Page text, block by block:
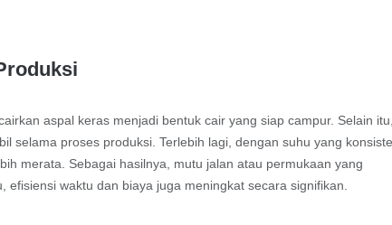
aspal keras menjadi bentuk cair yang siap campur. Selain
selama proses produksi. Terlebih lagi, dengan suhu yang
merata. Sebagai hasilnya, mutu jalan atau permukaan yang
waktu dan biaya juga meningkat secara signifikan.